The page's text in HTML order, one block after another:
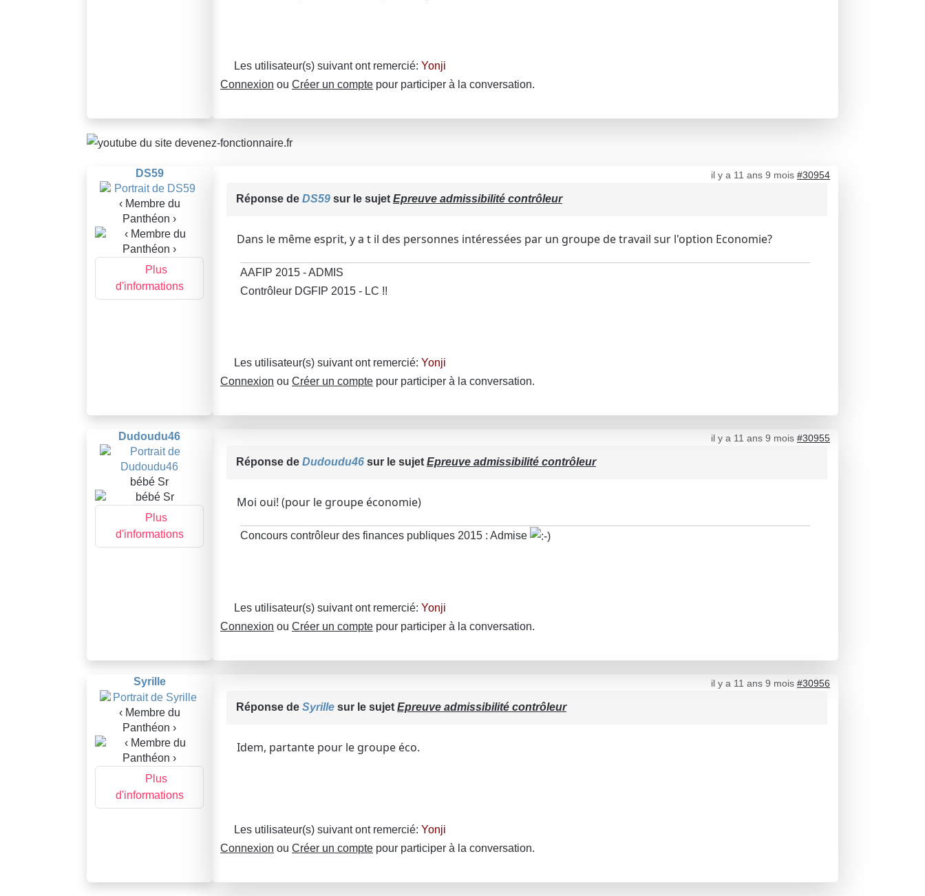
Les utilisateur(s) suivant ont remercié: Yonji
Connexion ou Créer un compte pour participer à la conversation.
DS59
‹ Membre du
Panthéon ›
Plus
d'informations
il y a 11 ans 9 mois #30954
Réponse de DS59 sur le sujet Epreuve admissibilité contrôleur
Dans le même esprit, y a t il des personnes intéressées par un groupe de travail sur l'option Economie?
AAFIP 2015 - ADMIS
Contrôleur DGFIP 2015 - LC !!
Les utilisateur(s) suivant ont remercié: Yonji
Connexion ou Créer un compte pour participer à la conversation.
Dudoudu46
bébé Sr
Plus
d'informations
il y a 11 ans 9 mois #30955
Réponse de Dudoudu46 sur le sujet Epreuve admissibilité contrôleur
Moi oui! (pour le groupe économie)
Concours contrôleur des finances publiques 2015 : Admise
Les utilisateur(s) suivant ont remercié: Yonji
Connexion ou Créer un compte pour participer à la conversation.
Syrille
‹ Membre du
Panthéon ›
Plus
d'informations
il y a 11 ans 9 mois #30956
Réponse de Syrille sur le sujet Epreuve admissibilité contrôleur
Idem, partante pour le groupe éco.
Les utilisateur(s) suivant ont remercié: Yonji
Connexion ou Créer un compte pour participer à la conversation.